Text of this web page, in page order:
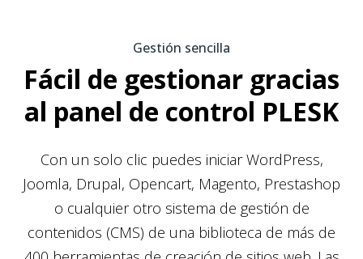
Gestión sencilla
Fácil de gestionar gracias
al panel de control PLESK
Con un solo clic puedes iniciar WordPress,
Joomla, Drupal, Opencart, Magento, Prestashop
o cualquier otro sistema de gestión de
contenidos (CMS) de una biblioteca de más de